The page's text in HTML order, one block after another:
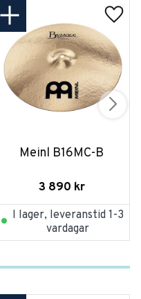
Meinl B16MC-B
3 890 kr
I lager, leveranstid 1-3
vardagar